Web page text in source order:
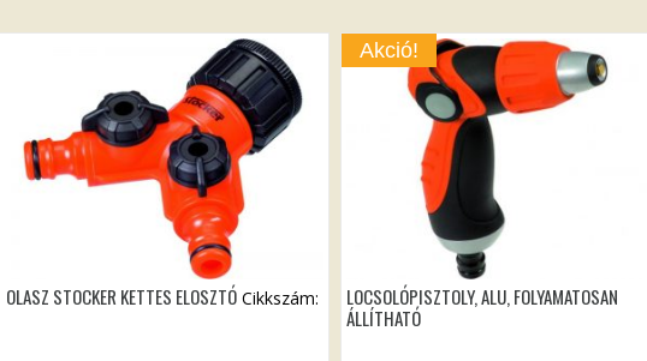
OLASZ STOCKER KETTES ELOSZTÓ Cikkszám:
Akció!
LOCSOLÓPISZTOLY, ALU, FOLYAMATOSAN
ÁLLÍTHATÓ